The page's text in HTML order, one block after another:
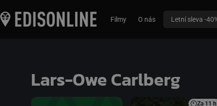
Filmy O nás Letní sleva -
Lars-Owe Carlberg
Za 11 h